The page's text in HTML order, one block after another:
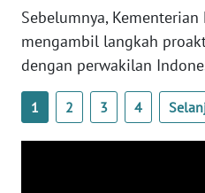
Sebelumnya,
mengambil langkah
dengan perwakilan
1 2 3 4
WN
PAPUA
BARAT
WN
RIAU